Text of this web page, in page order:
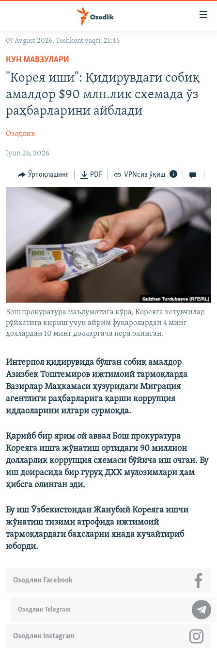
Асосий
навигацияга
ўтинг
Қидиришга
ўтинг
OZODVIDEO
OZODARXIV
На русском
ИЖТИМОИЙ ТАРМОҚЛАР
Озодлик бошқа тилларда
07 Avgust 2026, Toshkent vaqti: 21:45
КУН МАВЗУЛАРИ
"Корея иши": Қидирувдаги собиқ
амалдор $90 млн.лик схемада ўз
раҳбарларини айблади
Озодлик
Iyun 26, 2026
Ўртоқлашинг PDF VPNсиз ўқиш
Бош прокуратура маълумотига кўра, Кореяга кетувчилар
рўйхатига кириш учун айрим фуқаролардан 4 минг
доллардан 10 минг долларгача пора олинган.
Интерпол қидирувида бўлган собиқ амалдор
Азизбек Тоштемиров ижтимоий тармоқларда
Вазирлар Маҳкамаси ҳузуридаги Миграция
агентлиги раҳбарларига қарши коррупция
иддаоларини илгари сурмоқда.
Қарийб бир ярим ой аввал Бош прокуратура
Кореяга ишга жўнатиш ортидаги 90 миллион
долларлик коррупция схемаси бўйича иш очган. Бу
иш доирасида бир гуруҳ ДХХ мулозимлари ҳам
ҳибсга олинган эди.
Бу иш Ўзбекистондан Жанубий Кореяга ишчи
жўнатиш тизими атрофида ижтимоий
тармоқлардаги баҳсларни янада кучайтириб
юборди.
Озодлик Telegram
Озодлик Instagram
Озодлик Facebook